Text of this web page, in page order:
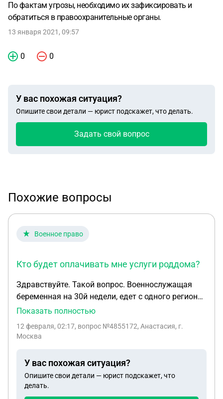
По фактам угрозы, необходимо их зафиксировать и
обратиться в правоохранительные органы.
13 января 2021, 09:57
0 0
У вас похожая ситуация?
Опишите свои детали — юрист подскажет, что делать.
Задать свой вопрос
Похожие вопросы
Военное право
Кто будет оплачивать мне услуги роддома?
Здравствуйте. Такой вопрос. Военнослужащая
беременная на 30й недели, едет с одного региона
РС(Я) в другой(Ростовская обл) , становится на
по обменной карте, военному билету, паспорту и
направление с части на оказание услуг в этой
больнице(постановка на учёт и родоразрешение).
Чтобы оплатить мои услуги в этой больнице. В
Показать полностью
12 февраля, 02:17, вопрос №4855172, Анастасия, г.
Москва
У вас похожая ситуация?
Опишите свои детали — юрист подскажет, что
делать.